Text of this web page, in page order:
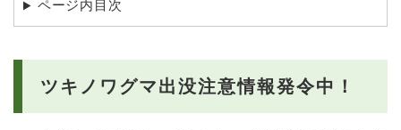
ページ内目次
ツキノワグマ出没注意情報発令中！